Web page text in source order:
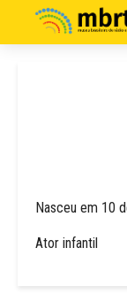
Nasceu em 10
Ator infantil